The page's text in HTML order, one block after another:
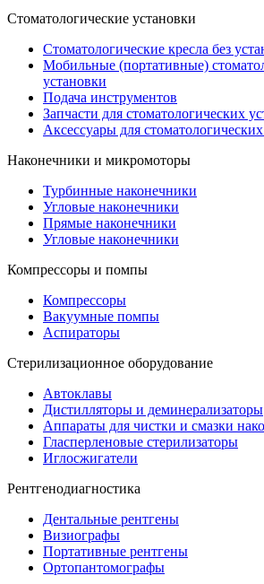
Стоматологические установки
Стоматологические кресла без
Мобильные (портативные)
установки
Подача инструментов
Запчасти для стоматологических
Аксессуары для
Наконечники и микромоторы
Турбинные наконечники
Угловые наконечники
Прямые наконечники
Угловые наконечники
Компрессоры и помпы
Компрессоры
Вакуумные помпы
Аспираторы
Стерилизационное оборудование
Автоклавы
Дистилляторы и деминерализаторы
Аппараты для чистки и смазки
Гласперленовые стерилизаторы
Иглосжигатели
Рентгенодиагностика
Дентальные рентгены
Визиографы
Портативные рентгены
Ортопантомографы